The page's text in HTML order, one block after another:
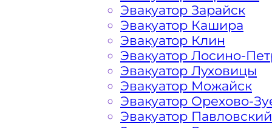
Расчет стоимости эвакуатора за
в каждом конкретном случае
всегда готова порадовать
На стоимость эвакуации
Эвакуатор Зарайск
Эвакуатор Кашира
Эвакуатор Клин
Эвакуатор Лосино-
Эвакуатор Луховицы
Эвакуатор Можайск
Эвакуатор Орехово-
Эвакуатор